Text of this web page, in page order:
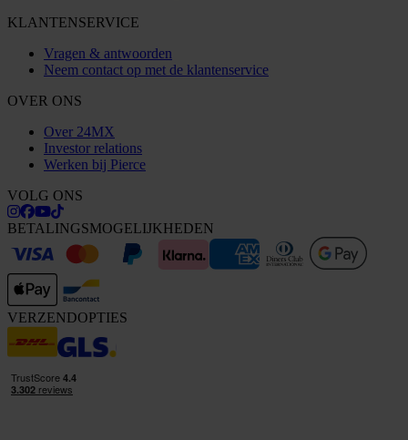
KLANTENSERVICE
Vragen & antwoorden
Neem contact op met de klantenservice
OVER ONS
Over 24MX
Investor relations
Werken bij Pierce
VOLG ONS
BETALINGSMOGELIJKHEDEN
VERZENDOPTIES